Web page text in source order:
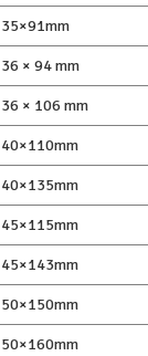
35×91mm
36 × 94 mm
36 × 106 mm
40×110mm
40×135mm
45×115mm
45×143mm
50×150mm
50×160mm